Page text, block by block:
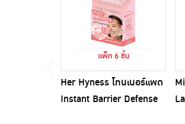
Her Hyness โทนเนอร์แพด
Instant Barrier Defense